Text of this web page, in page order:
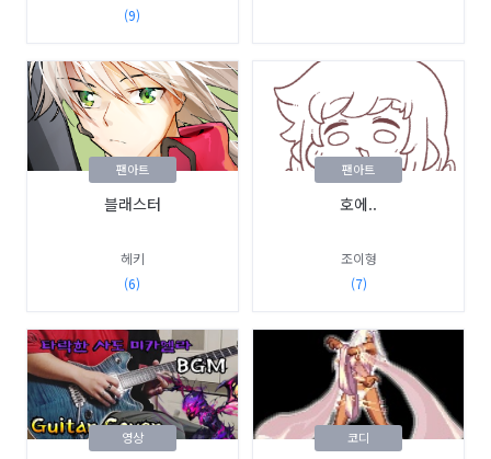
(9)
블래스터
헤키
(6)
팬아트
호에..
조이형
(7)
팬아트
영상 코디